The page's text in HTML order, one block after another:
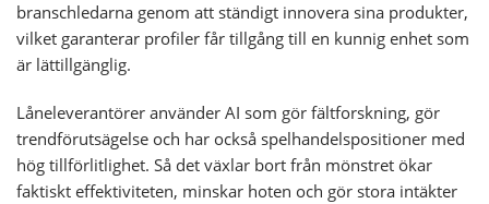
branschledarna genom att ständigt innovera sina produkter,
vilket garanterar profiler får tillgång till en kunnig enhet som
är lättillgänglig.
Låneleverantörer använder AI som gör fältforskning, gör
trendförutsägelse och har också spelhandelspositioner med
hög tillförlitlighet. Så det växlar bort från mönstret ökar
faktiskt effektiviteten, minskar hoten och gör stora intäkter